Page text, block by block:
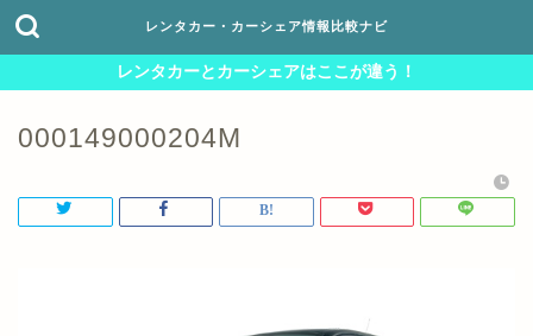
レンタカー・カーシェア情報比較ナビ
レンタカーとカーシェアはここが違う！
000149000204M